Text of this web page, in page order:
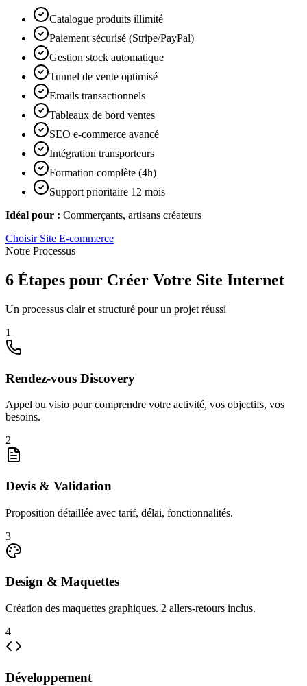
Catalogue produits illimité
Paiement sécurisé (Stripe/PayPal)
Gestion stock automatique
Tunnel de vente optimisé
Emails transactionnels
Tableaux de bord ventes
SEO e-commerce avancé
Intégration transporteurs
Formation complète (4h)
Support prioritaire 12 mois
Idéal pour : Commerçants, artisans créateurs
Choisir Site E-commerce
Notre Processus
6 Étapes pour Créer Votre Site Internet
Un processus clair et structuré pour un projet réussi
1
Rendez-vous Discovery
Appel ou visio pour comprendre votre activité, vos objectifs, vos
besoins.
2
Devis & Validation
Proposition détaillée avec tarif, délai, fonctionnalités.
3
Design & Maquettes
Création des maquettes graphiques. 2 allers-retours inclus.
4
Développement